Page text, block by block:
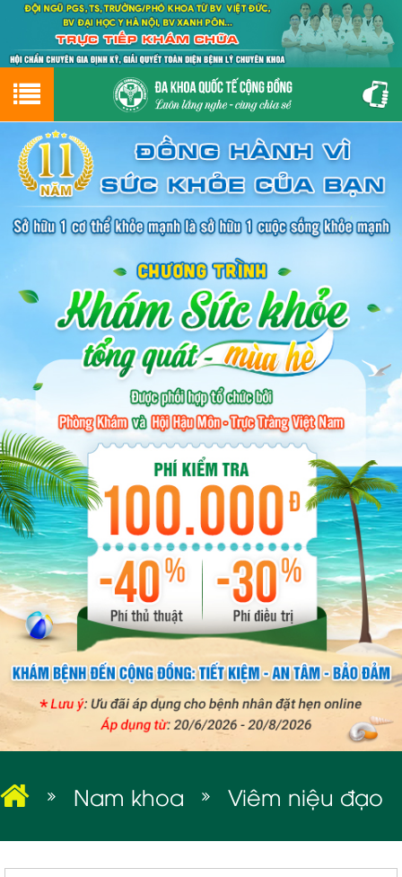
Hotline0243.9656.999tư vấn miễn phí
GIỚI THIỆU
GIỚI THIỆU VỀ PHÒNG KHÁM
CƠ SỞ VẬT CHẤT
ĐẶT HẸN LỊCH KHÁM
ĐƯỜNG TỚI PHÒNG KHÁM
PHỤ KHOA
BỆNH HẬU MÔN
BỆNH XÃ HỘI
Nam khoa Viêm niệu đạo